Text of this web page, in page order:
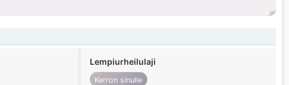
Lempiurheilulaji
Kerron sinulle